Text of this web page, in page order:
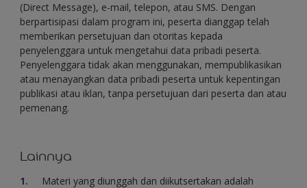
(Direct Message), e-mail, telepon, atau SMS. Dengan
berpartisipasi dalam program ini, peserta dianggap telah
memberikan persetujuan dan otoritas kepada
penyelenggara untuk mengetahui data pribadi peserta.
Penyelenggara tidak akan menggunakan, mempublikasikan
atau menayangkan data pribadi peserta untuk kepentingan
publikasi atau iklan, tanpa persetujuan dari peserta dan atau
pemenang.
Lainnya
Materi yang diunggah dan diikutsertakan adalah